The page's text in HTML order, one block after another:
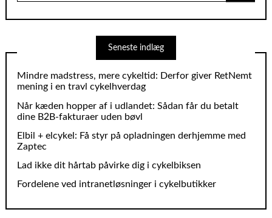
Seneste indlæg
Mindre madstress, mere cykeltid: Derfor giver RetNemt
mening i en travl cykelhverdag
Når kæden hopper af i udlandet: Sådan får du betalt
dine B2B‑fakturaer uden bøvl
Elbil + elcykel: Få styr på opladningen derhjemme med
Zaptec
Lad ikke dit hårtab påvirke dig i cykelbiksen
Fordelene ved intranetløsninger i cykelbutikker